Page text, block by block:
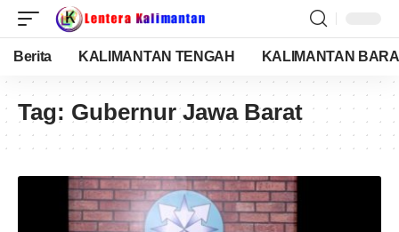
Berita KALIMANTAN TENGAH KALIMANTAN
Tag: Gubernur Jawa Barat